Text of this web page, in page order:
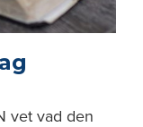
vet vad den